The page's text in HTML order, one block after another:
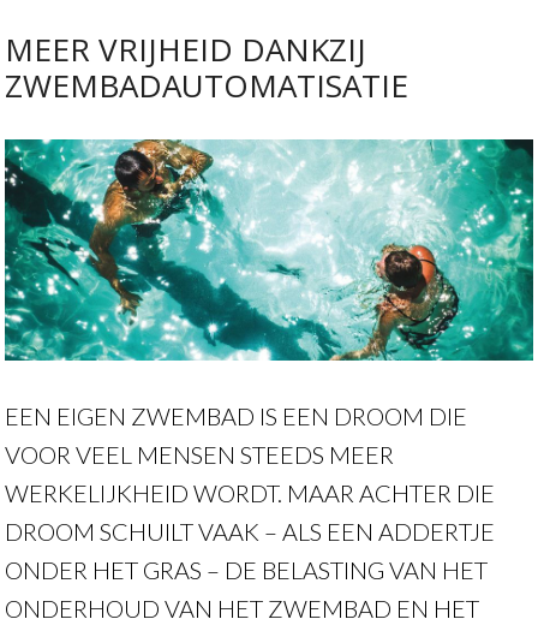
MEER VRIJHEID DANKZIJ
ZWEMBADAUTOMATISATIE
EEN EIGEN ZWEMBAD IS EEN DROOM DIE
VOOR VEEL MENSEN STEEDS MEER
WERKELIJKHEID WORDT. MAAR ACHTER DIE
DROOM SCHUILT VAAK – ALS EEN ADDERTJE
ONDER HET GRAS – DE BELASTING VAN HET
ONDERHOUD VAN HET ZWEMBAD EN HET